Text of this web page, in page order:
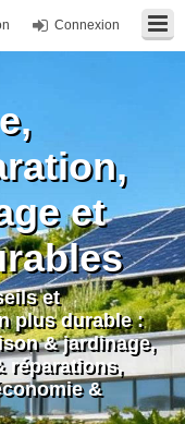
Connexion
et
et
plus durable :
& jardinage,
réparations,
&